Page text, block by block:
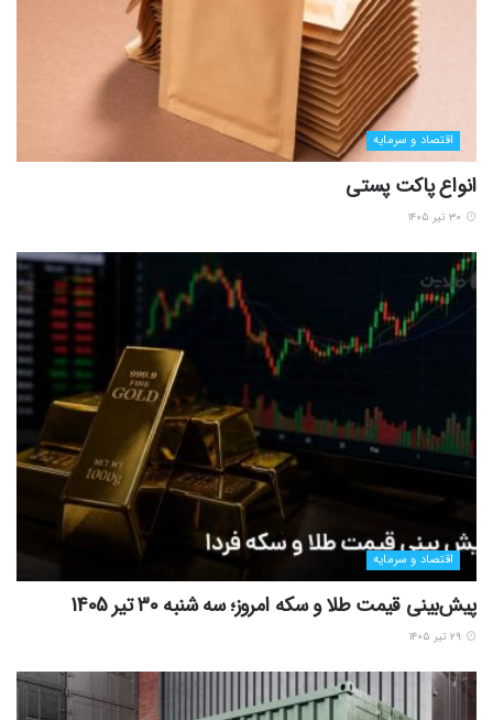
اقتصاد و سرمایه
انواع پاکت پستی
اقتصاد و سرمایه
پیش‌بینی قیمت طلا و سکه امروز؛ سه شنبه 30 تیر 1405